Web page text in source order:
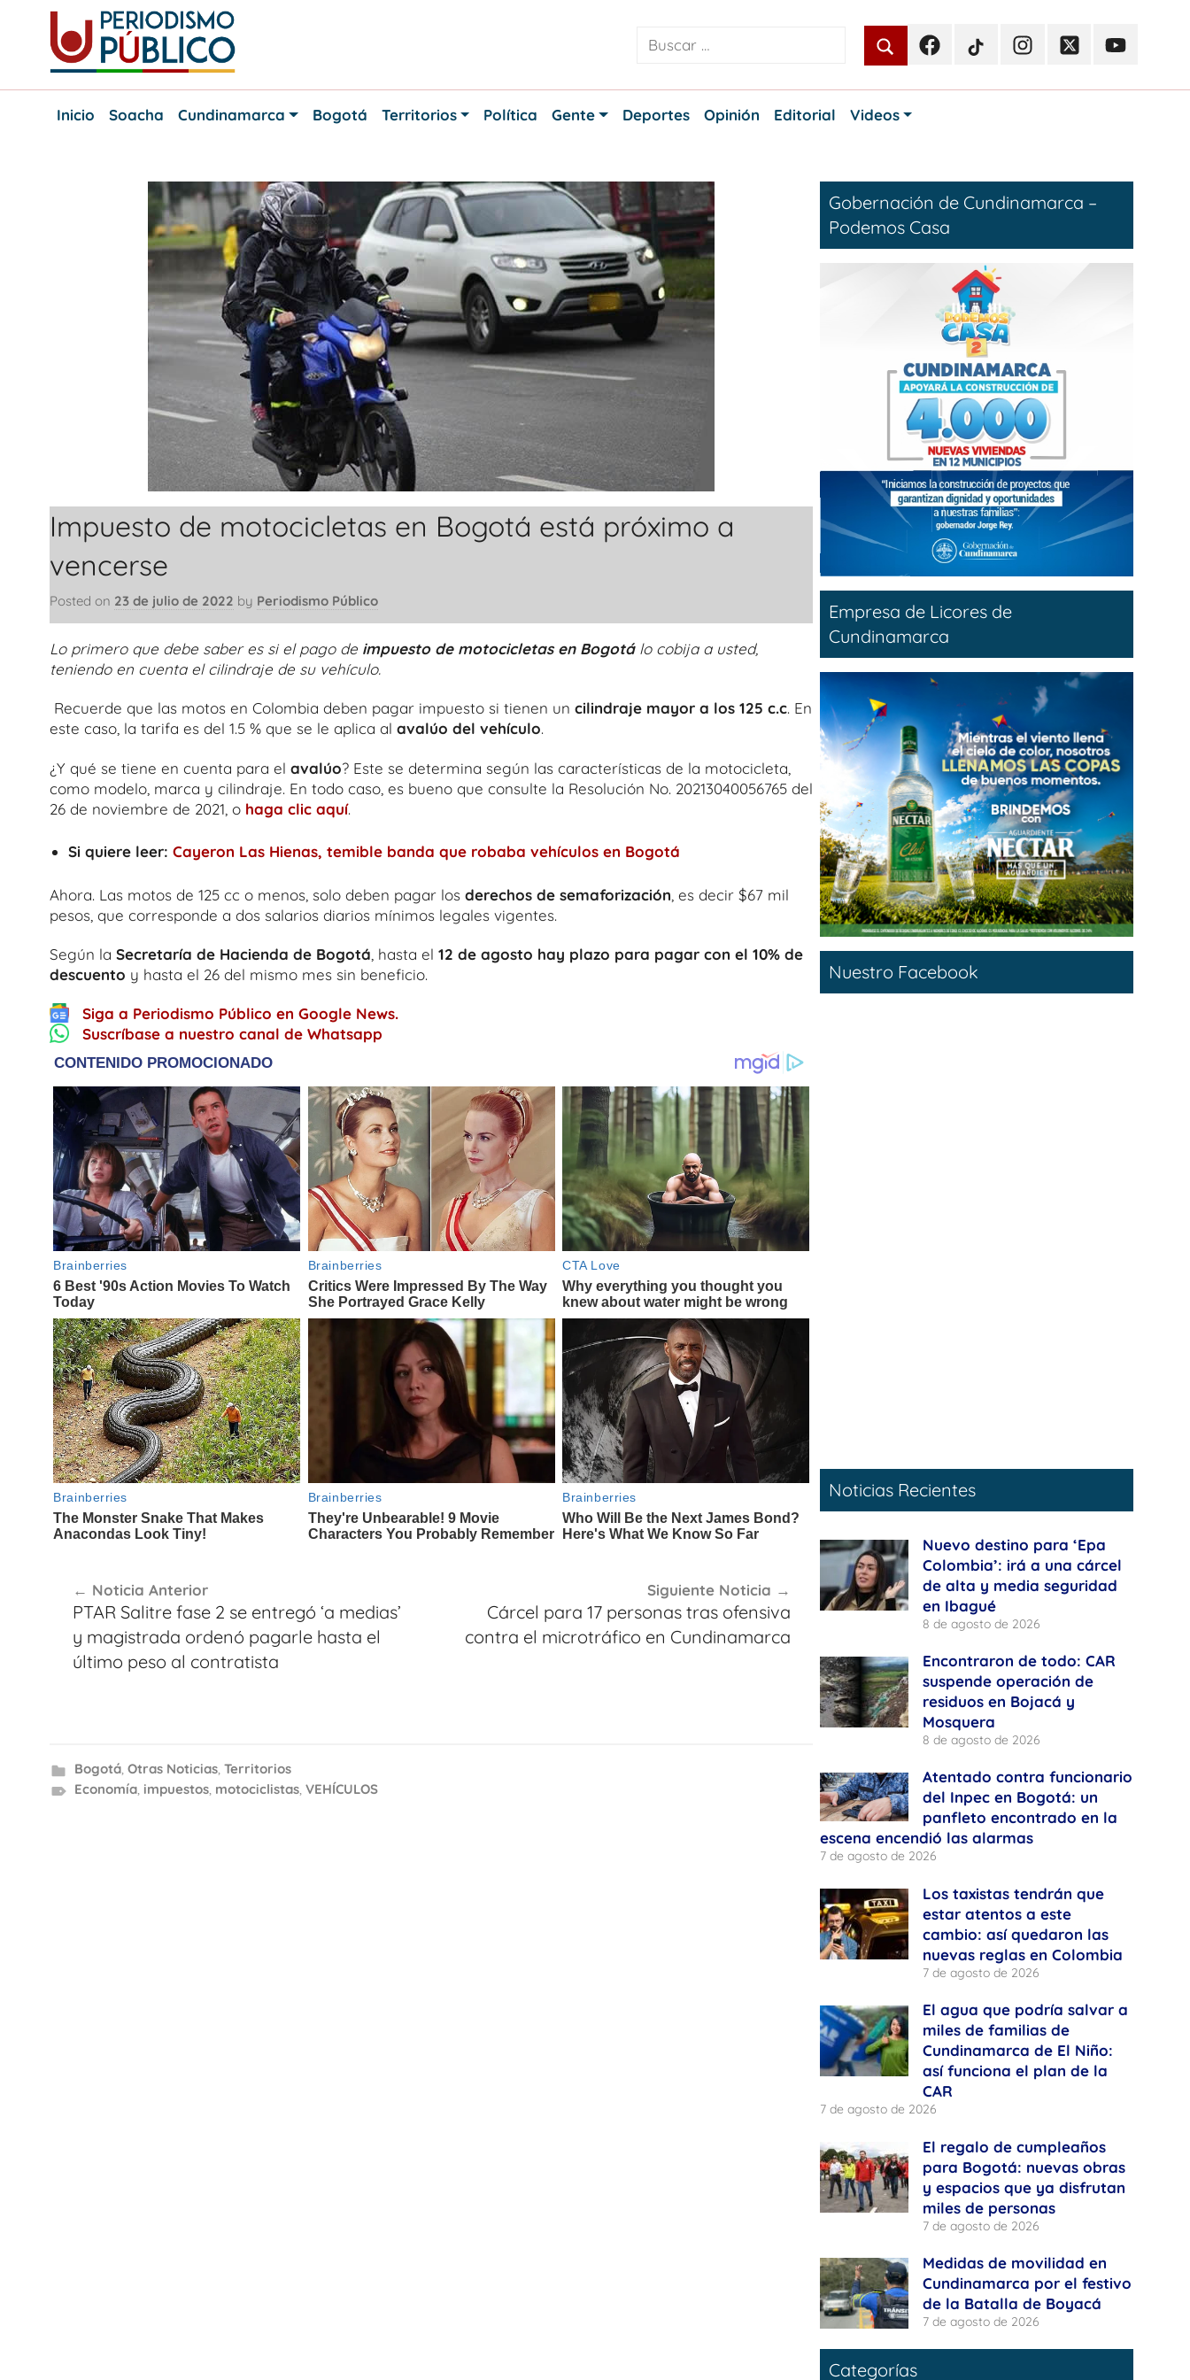
content
Periodismo
Noticias
FacebookTikTokInstagramTwitterYoutube
Inicio
Soacha Cundinamarca Bogotá Territorios Política Gente Deportes Opinión Editorial Videos
Impuesto de motocicletas en Bogotá está próximo a
vencerse
Posted on 23 de julio de 2022 by Periodismo Público
Lo primero que debe saber es si el pago de impuesto de motocicletas en Bogotálo cobija a usted,
teniendo en cuenta el cilindraje de su vehículo.
Recuerde que las motos en Colombia deben pagar impuesto si tienen un cilindraje mayor a los 125 c.c. En
este caso, la tarifa es del 1.5 % que se le aplica al avalúo del vehículo.
¿Y qué se tiene en cuenta para el avalúo? Este se determina según las características de la motocicleta,
como modelo, marca y cilindraje. En todo caso, es bueno que consulte la Resolución No. 20213040056765 del
26 de noviembre de 2021, o haga clic aquí.
Si quiere leer: Cayeron Las Hienas, temible banda que robaba vehículos en Bogotá
Ahora. Las motos de 125 cc o menos, solo deben pagar los derechos de semaforización , es decir $67 mil
pesos, que corresponde a dos salarios diarios mínimos legales vigentes.
Según la Secretaría de Hacienda de Bogotá , hasta el 12 de agosto hay plazo para pagar con el 10% de
descuento y hasta el 26 del mismo mes sin beneficio.
Siga a Periodismo Público en Google News.
Suscríbase a nuestro canal de Whatsapp
de
entradas
Noticia Anterior
PTAR Salitre fase 2 se entregó ‘a medias’
y magistrada ordenó pagarle hasta el
último peso al contratista
Siguiente Noticia
Cárcel para 17 personas tras ofensiva
contra el microtráfico en Cundinamarca
Bogotá, Otras Noticias, Territorios
Economía, impuestos, motociclistas, VEHÍCULOS
Gobernación de Cundinamarca –
Podemos Casa
Empresa de Licores de
Cundinamarca
Nuestro Facebook
Noticias Recientes
Nuevo destino para ‘Epa
Colombia’: irá a una cárcel
de alta y media seguridad
en Ibagué
8 de agosto de 2026
Encontraron de todo: CAR
suspende operación de
residuos en Bojacá y
Mosquera
8 de agosto de 2026
Atentado contra funcionario
del Inpec en Bogotá: un
panfleto encontrado en la
escena encendió las alarmas
7 de agosto de 2026
Los taxistas tendrán que
estar atentos a este
cambio: así quedaron las
nuevas reglas en Colombia
7 de agosto de 2026
El agua que podría salvar a
miles de familias de
Cundinamarca de El Niño:
así funciona el plan de la
CAR
7 de agosto de 2026
El regalo de cumpleaños
para Bogotá: nuevas obras
y espacios que ya disfrutan
miles de personas
7 de agosto de 2026
Medidas de movilidad en
Cundinamarca por el festivo
de la Batalla de Boyacá
7 de agosto de 2026
Categorías